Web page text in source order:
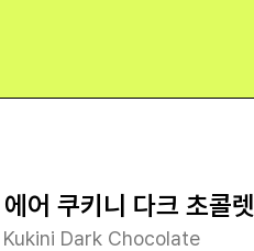
어 쿠키니 다크 초콜렛
Dark Chocolate